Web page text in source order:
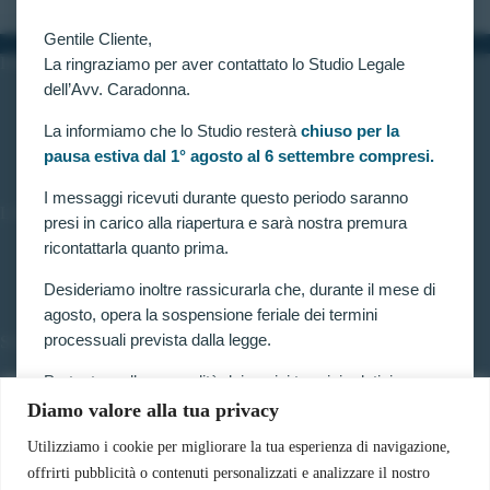
Diamo valore alla tua privacy
Utilizziamo i cookie per migliorare la tua esperienza di navigazione,
offrirti pubblicità o contenuti personalizzati e analizzare il nostro
Gentile Cliente,
La ringraziamo per aver contattato lo Studio Legale
dell’Avv. Caradonna.
La informiamo che lo Studio resterà chiuso per la
pausa estiva dal 1° agosto al 6 settembre compresi.
I messaggi ricevuti durante questo periodo saranno
presi in carico alla riapertura e sarà nostra premura
ricontattarla quanto prima.
Desideriamo inoltre rassicurarla che, durante il mese di
agosto, opera la sospensione feriale dei termini
processuali prevista dalla legge.
Pertanto, nella generalità dei casi, i termini relativi a
ricorsi, impugnazioni e agli altri adempimenti
sospesi.
INFORMAZIONI
Home
Contatti
LINK UTILI
Prenota consulenza
SERVIZI
Forze armate e polizia
Concorsi pubblici
Pubblico impiego
Contratti con la pubblica amministrazione
Vittime del dovere ed equiparati